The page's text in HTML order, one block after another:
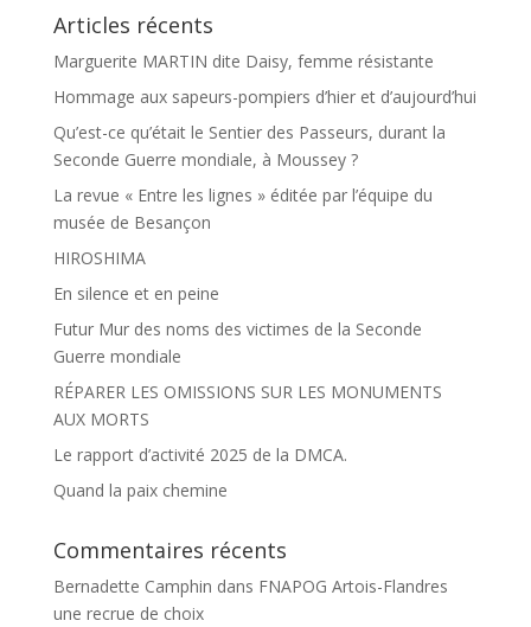
Articles récents
Marguerite MARTIN dite Daisy, femme résistante
Hommage aux sapeurs-pompiers d’hier et d’aujourd’hui
Qu’est-ce qu’était le Sentier des Passeurs, durant la
Seconde Guerre mondiale, à Moussey ?
La revue « Entre les lignes » éditée par l’équipe du
musée de Besançon
HIROSHIMA
En silence et en peine
Futur Mur des noms des victimes de la Seconde
Guerre mondiale
RÉPARER LES OMISSIONS SUR LES MONUMENTS
AUX MORTS
Le rapport d’activité 2025 de la DMCA.
Quand la paix chemine
Commentaires récents
Bernadette Camphin dans FNAPOG Artois-Flandres
une recrue de choix